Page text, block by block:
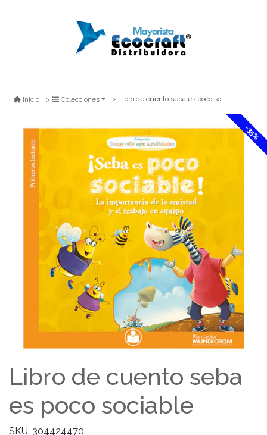
Inicio Colecciones Libro de cuento seba es poco sociable
-35%
Libro de cuento seba
es poco sociable
SKU: 304424470